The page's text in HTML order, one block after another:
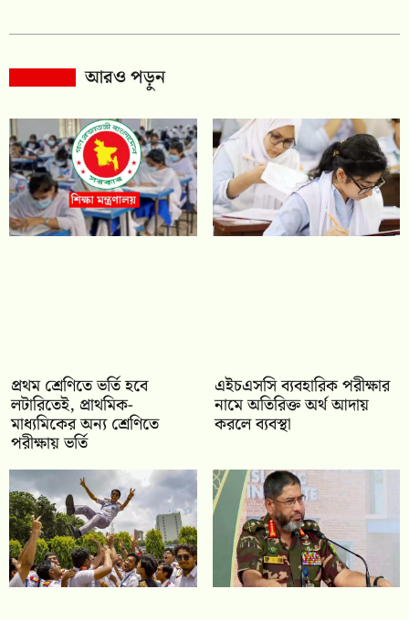
আরও পড়ুন
প্রথম শ্রেণিতে ভর্তি হবে
লটারিতেই, প্রাথমিক-
মাধ্যমিকের অন্য শ্রেণিতে
পরীক্ষায় ভর্তি
এইচএসসি ব্যবহারিক পরীক্ষার
নামে অতিরিক্ত অর্থ আদায়
করলে ব্যবস্থা